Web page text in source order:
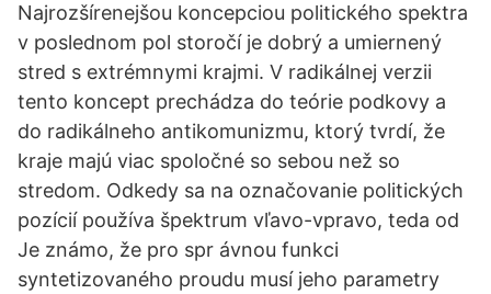
Najrozšírenejšou koncepciou politického spektra
v poslednom pol storočí je dobrý a umiernený
stred s extrémnymi krajmi. V radikálnej verzii
tento koncept prechádza do teórie podkovy a
do radikálneho antikomunizmu, ktorý tvrdí, že
kraje majú viac spoločné so sebou než so
stredom. Odkedy sa na označovanie politických
pozícií používa špektrum vľavo-vpravo, teda od
Je známo, že pro spr ávnou funkci
syntetizovaného proudu musí jeho parametry